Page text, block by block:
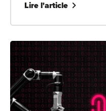
Lire l'article